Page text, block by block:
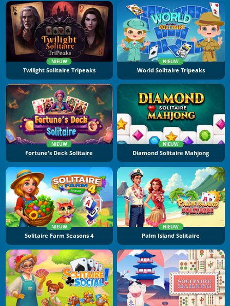
NIEUW
Twilight Solitaire Tripeaks
NIEUW
World Solitaire Tripeaks
NIEUW
Fortune's Deck Solitaire
NIEUW
Diamond Solitaire Mahjong
NIEUW
Solitaire Farm Seasons 4
NIEUW
Palm Island Solitaire